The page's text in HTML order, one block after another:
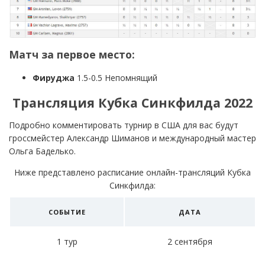
Матч за первое место:
Фируджа 1.5-0.5 Непомнящий
Трансляция Кубка Синкфилда 2022
Подробно комментировать турнир в США для вас будут
гроссмейстер Александр Шиманов и международный мастер
Ольга Баделько.
Ниже представлено расписание онлайн-трансляций Кубка
Синкфилда:
СОБЫТИЕ ДАТА
1 тур 2 сентября